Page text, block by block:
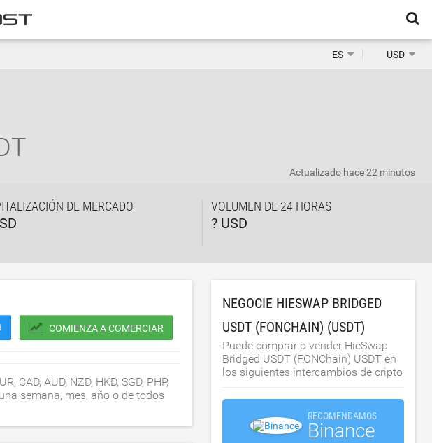
ES USD
DE MERCADO VOLUMEN DE 24 HORAS
? USD
Actualizado hace 22 minutos
COMIENZA A COMERCIAR
AUD, NZD, HKD, SGD, PHP,
semana, mes, año o de todos
NEGOCIE HIESWAP BRIDGED
USDT (FONCHAIN) (USDT)
Puede comprar o vender HieSwap
Bridged USDT (FONChain) USDT en
los siguientes intercambios de cripto
RECOMENDAMOS
Binance